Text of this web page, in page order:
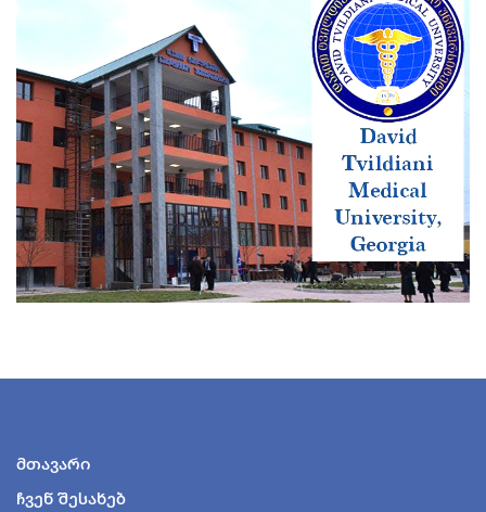
მთავარი
ჩვენ შესახებ